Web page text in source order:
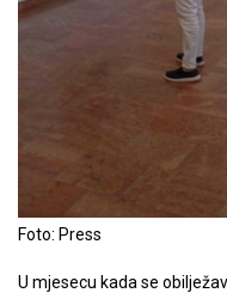
Foto: Press
U mjesecu kada se